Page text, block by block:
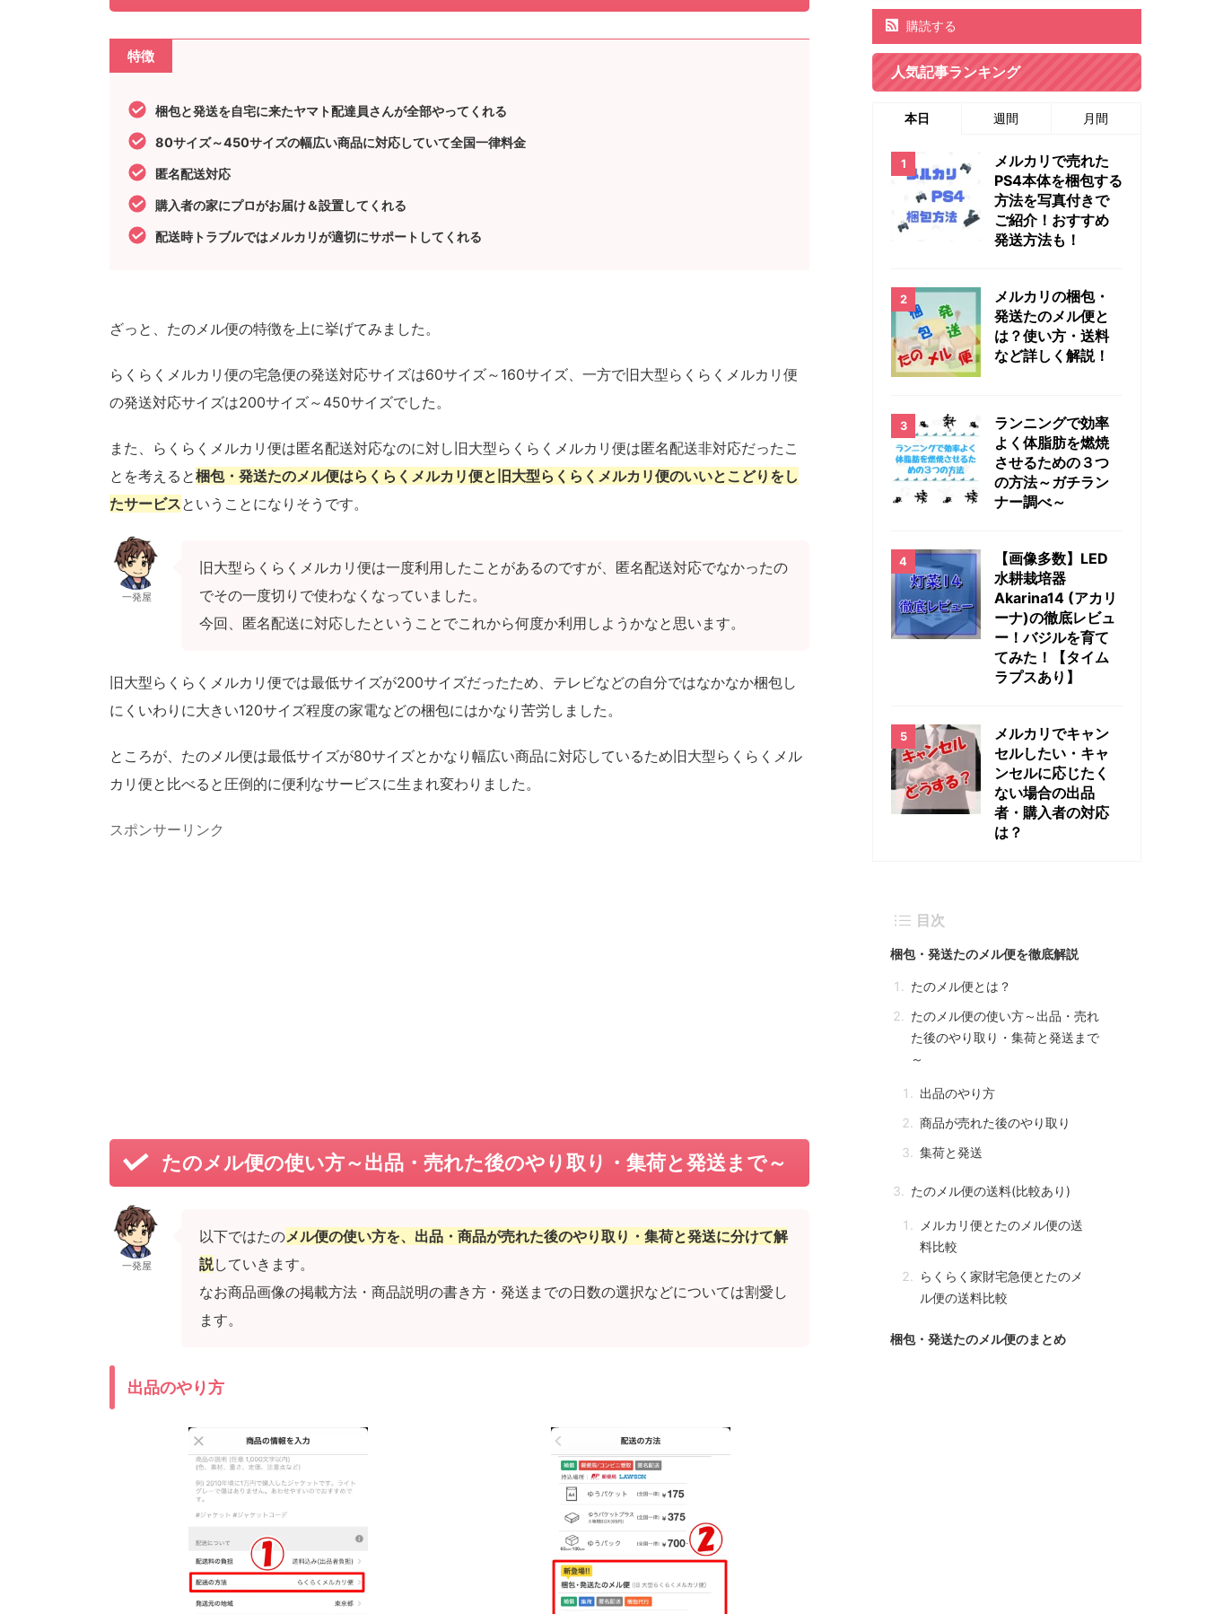
特徴
梱包と発送を自宅に来たヤマト配達員さんが全部やってくれる
80サイズ～450サイズの幅広い商品に対応していて全国一律料金
匿名配送対応
購入者の家にプロがお届け＆設置してくれる
配送時トラブルではメルカリが適切にサポートしてくれる
ざっと、たのメル便の特徴を上に挙げてみました。
らくらくメルカリ便の宅急便の発送対応サイズは60サイズ～160サイズ、一方で旧大型らくらくメルカリ便
の発送対応サイズは200サイズ～450サイズでした。
また、らくらくメルカリ便は匿名配送対応なのに対し旧大型らくらくメルカリ便は匿名配送非対応だったこ
とを考えると梱包・発送たのメル便はらくらくメルカリ便と旧大型らくらくメルカリ便のいいとこどりをし
たサービスということになりそうです。
一発屋
旧大型らくらくメルカリ便は一度利用したことがあるのですが、匿名配送対応でなかったの
でその一度切りで使わなくなっていました。
今回、匿名配送に対応したということでこれから何度か利用しようかなと思います。
旧大型らくらくメルカリ便では最低サイズが200サイズだったため、テレビなどの自分ではなかなか梱包し
にくいわりに大きい120サイズ程度の家電などの梱包にはかなり苦労しました。
ところが、たのメル便は最低サイズが80サイズとかなり幅広い商品に対応しているため旧大型らくらくメル
カリ便と比べると圧倒的に便利なサービスに生まれ変わりました。
スポンサーリンク
たのメル便の使い方～出品・売れた後のやり取り・集荷と発送まで～
一発屋
以下ではたのメル便の使い方を、出品・商品が売れた後のやり取り・集荷と発送に分けて解
説していきます。
なお商品画像の掲載方法・商品説明の書き方・発送までの日数の選択などについては割愛し
ます。
出品のやり方
購読する
人気記事ランキング
本日 週間 月間
メルカリで売れた
PS4本体を梱包する
方法を写真付きで
ご紹介！おすすめ
発送方法も！
メルカリの梱包・
発送たのメル便と
は？使い方・送料
など詳しく解説！
ランニングで効率
よく体脂肪を燃焼
させるための３つ
の方法～ガチラン
ナー調べ～
【画像多数】LED
水耕栽培器
Akarina14 (アカリ
ーナ)の徹底レビュ
ー！バジルを育て
てみた！【タイム
ラプスあり】
メルカリでキャン
セルしたい・キャ
ンセルに応じたく
ない場合の出品
者・購入者の対応
は？
目次
梱包・発送たのメル便を徹底解説
たのメル便とは？
たのメル便の使い方～出品・売れ
た後のやり取り・集荷と発送まで
～
出品のやり方
商品が売れた後のやり取り
集荷と発送
たのメル便の送料(比較あり)
メルカリ便とたのメル便の送
料比較
らくらく家財宅急便とたのメ
ル便の送料比較
梱包・発送たのメル便のまとめ